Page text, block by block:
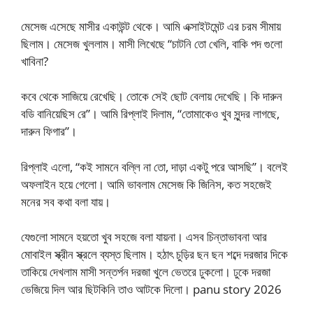
মেসেজ এসেছে মাসীর একাউন্ট থেকে। আমি এক্সাইটমেন্ট এর চরম সীমায়
ছিলাম। মেসেজ খুললাম। মাসী লিখেছে “চাটনি তো খেলি, বাকি পদ গুলো
খাবিনা?
কবে থেকে সাজিয়ে রেখেছি। তোকে সেই ছোট বেলায় দেখেছি। কি দারুন
বডি বানিয়েছিস রে”। আমি রিপ্লাই দিলাম, “তোমাকেও খুব সুন্দর লাগছে,
দারুন ফিগার”।
রিপ্লাই এলো, “কই সামনে বল্লি না তো, দাড়া একটু পরে আসছি”। বলেই
অফলাইন হয়ে গেলো। আমি ভাবলাম মেসেজ কি জিনিস, কত সহজেই
মনের সব কথা বলা যায়।
যেগুলো সামনে হয়তো খুব সহজে বলা যায়না। এসব চিন্তাভাবনা আর
মোবাইল স্ক্রীন স্ক্রলে ব্যস্ত ছিলাম। হঠাৎ চুড়ির ছন ছন শব্দে দরজার দিকে
তাকিয়ে দেখলাম মাসী সন্তর্পন দরজা খুলে ভেতরে ঢুকলো। ঢুকে দরজা
ভেজিয়ে দিল আর ছিটকিনি তাও আটকে দিলো। panu story 2026